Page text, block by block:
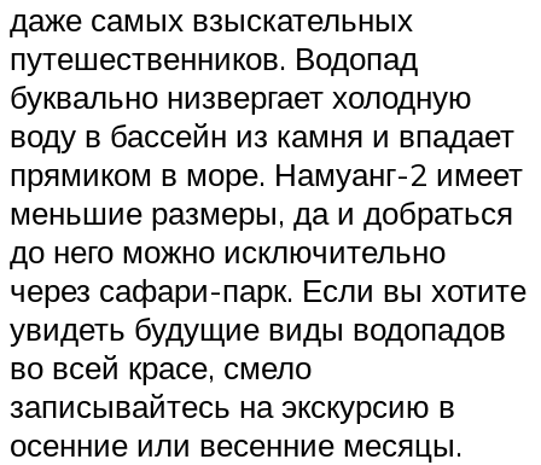
даже самых взыскательных
путешественников. Водопад
буквально низвергает холодную
воду в бассейн из камня и впадает
прямиком в море. Намуанг-2 имеет
меньшие размеры, да и добраться
до него можно исключительно
через сафари-парк. Если вы хотите
увидеть будущие виды водопадов
во всей красе, смело
записывайтесь на экскурсию в
осенние или весенние месяцы.